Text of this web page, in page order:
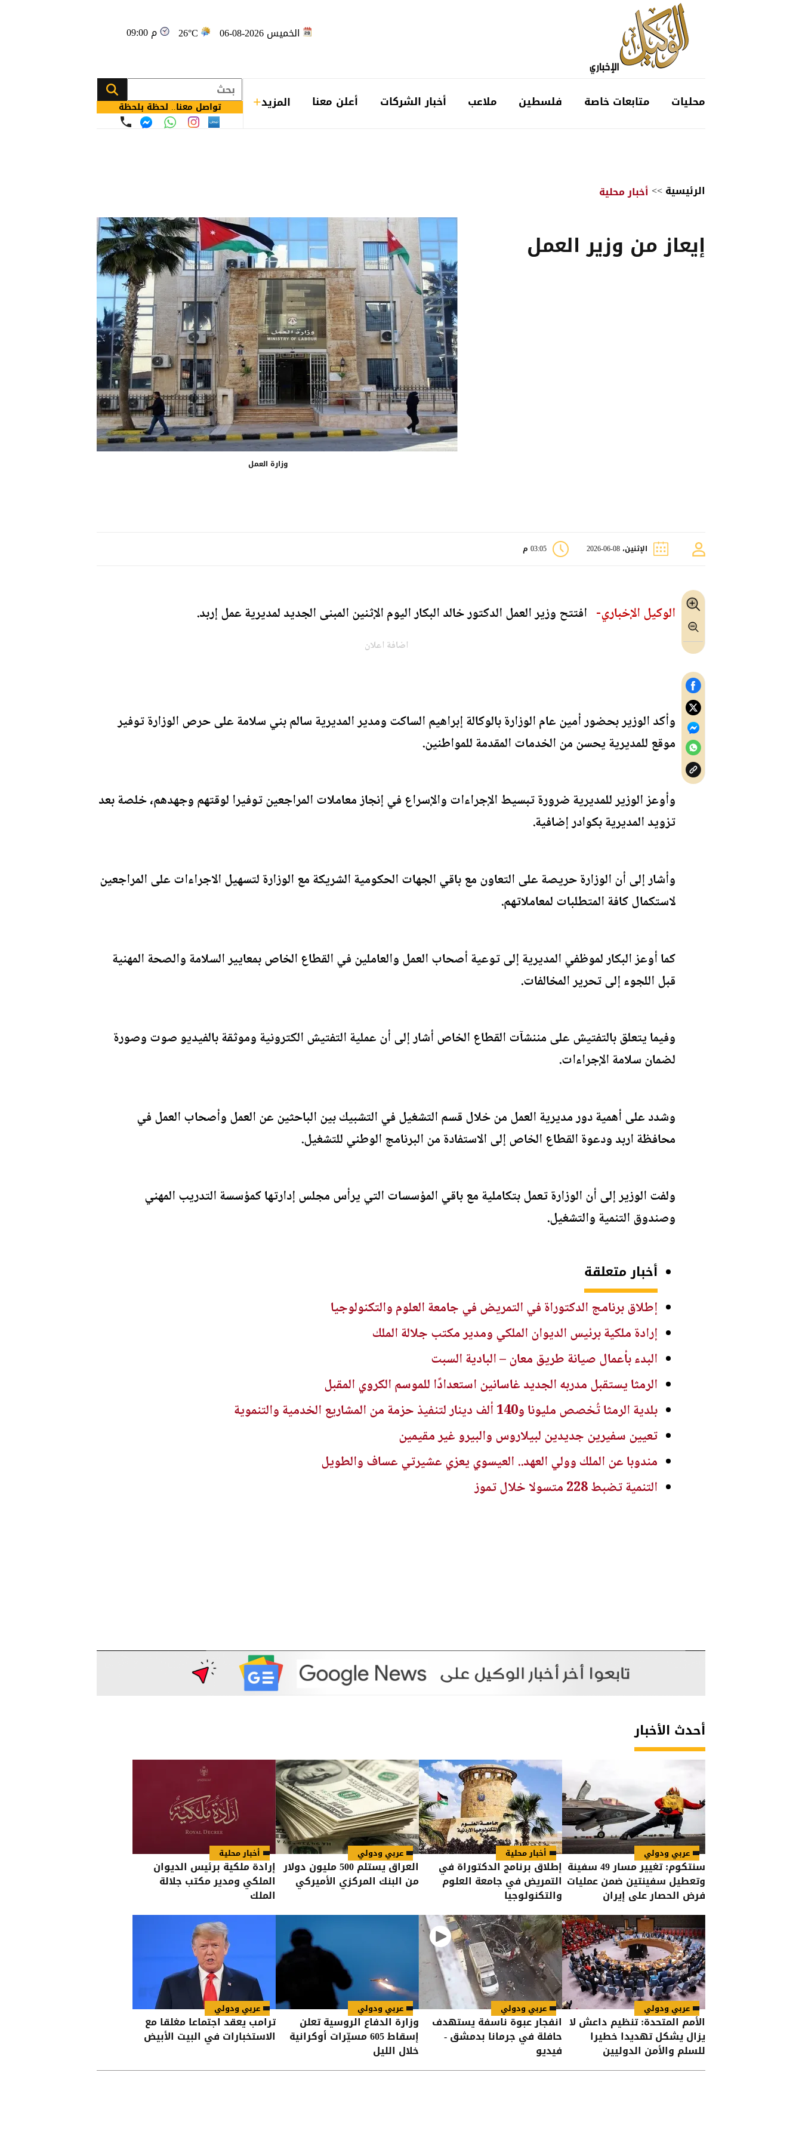
الخميس 2026-08-06 26°C 09:00 م
محليات متابعات خاصة فلسطين ملاعب أخبار الشركات أعلن معنا المزيد تواصل معنا.. لحظة بلحظة
الرئيسية>>أخبار محلية
إيعاز من وزير العمل
وزارة العمل
الإثنين، 08-06-2026 03:05 م
الوكيل الإخباري- افتتح وزير العمل الدكتور خالد البكار اليوم الإثنين المبنى الجديد لمديرية عمل إربد.
اضافة اعلان
وأكد الوزير بحضور أمين عام الوزارة بالوكالة إبراهيم الساكت ومدير المديرية سالم بني سلامة على حرص الوزارة توفير
موقع للمديرية يحسن من الخدمات المقدمة للمواطنين.
وأوعز الوزير للمديرية ضرورة تبسيط الإجراءات والإسراع في إنجاز معاملات المراجعين توفيرا لوقتهم وجهدهم، خلصة بعد
تزويد المديرية بكوادر إضافية.
وأشار إلى أن الوزارة حريصة على التعاون مع باقي الجهات الحكومية الشريكة مع الوزارة لتسهيل الاجراءات على المراجعين
لاستكمال كافة المتطلبات لمعاملاتهم.
كما أوعز البكار لموظفي المديرية إلى توعية أصحاب العمل والعاملين في القطاع الخاص بمعايير السلامة والصحة المهنية
قبل اللجوء إلى تحرير المخالفات.
وفيما يتعلق بالتفتيش على مننشآت القطاع الخاص أشار إلى أن عملية التفتيش الكترونية وموثقة بالفيديو صوت وصورة
لضمان سلامة الإجراءات.
وشدد على أهمية دور مديرية العمل من خلال قسم التشغيل في التشبيك بين الباحثين عن العمل وأصحاب العمل في
محافظة اربد ودعوة القطاع الخاص إلى الاستفادة من البرنامج الوطني للتشغيل.
ولفت الوزير إلى أن الوزارة تعمل بتكاملية مع باقي المؤسسات التي يرأس مجلس إدارتها كمؤسسة التدريب المهني
وصندوق التنمية والتشغيل.
أخبار متعلقة
إطلاق برنامج الدكتوراة في التمريض في جامعة العلوم والتكنولوجيا
إرادة ملكية برئيس الديوان الملكي ومدير مكتب جلالة الملك
البدء بأعمال صيانة طريق معان – البادية السبت
الرمثا يستقبل مدربه الجديد غاسانين استعدادًا للموسم الكروي المقبل
بلدية الرمثا تُخصص مليونا و140 ألف دينار لتنفيذ حزمة من المشاريع الخدمية والتنموية
تعيين سفيرين جديدين لبيلاروس والبيرو غير مقيمين
مندوبا عن الملك وولي العهد.. العيسوي يعزي عشيرتي عساف والطويل
التنمية تضبط 228 متسولا خلال تموز
أحدث الأخبار
عربي ودولي
سنتكوم: تغيير مسار 49 سفينة
وتعطيل سفينتين ضمن عمليات
فرض الحصار على إيران
أخبار محلية
إطلاق برنامج الدكتوراة في
التمريض في جامعة العلوم
والتكنولوجيا
عربي ودولي
العراق يستلم 500 مليون دولار
من البنك المركزي الأميركي
أخبار محلية
إرادة ملكية برئيس الديوان
الملكي ومدير مكتب جلالة
الملك
عربي ودولي
الأمم المتحدة: تنظيم داعش لا
يزال يشكل تهديدا خطيرا
للسلم والأمن الدوليين
عربي ودولي
انفجار عبوة ناسفة يستهدف
حافلة في جرمانا بدمشق -
فيديو
عربي ودولي
وزارة الدفاع الروسية تعلن
إسقاط 605 مسيّرات أوكرانية
خلال الليل
عربي ودولي
ترامب يعقد اجتماعا مغلقا مع
الاستخبارات في البيت الأبيض